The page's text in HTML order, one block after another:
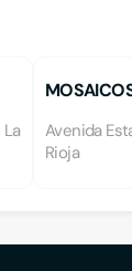
Avenida
Rioja